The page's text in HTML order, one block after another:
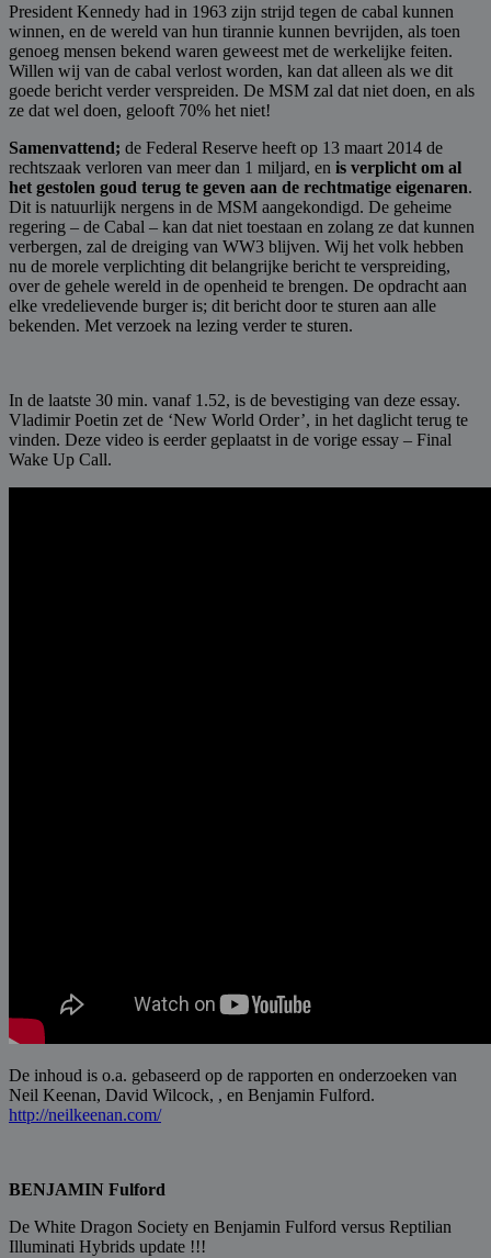
President Kennedy had in 1963 zijn strijd tegen de cabal kunnen
winnen, en de wereld van hun tirannie kunnen bevrijden, als toen
genoeg mensen bekend waren geweest met de werkelijke feiten.
Willen wij van de cabal verlost worden, kan dat alleen als we dit
goede bericht verder verspreiden. De MSM zal dat niet doen, en als
ze dat wel doen, gelooft 70% het niet!
Samenvattend; de Federal Reserve heeft op 13 maart 2014 de
rechtszaak verloren van meer dan 1 miljard, en is verplicht om al
het gestolen goud terug te geven aan de rechtmatige eigenaren.
Dit is natuurlijk nergens in de MSM aangekondigd. De geheime
regering – de Cabal – kan dat niet toestaan en zolang ze dat kunnen
verbergen, zal de dreiging van WW3 blijven. Wij het volk hebben
nu de morele verplichting dit belangrijke bericht te verspreiding,
over de gehele wereld in de openheid te brengen. De opdracht aan
elke vredelievende burger is; dit bericht door te sturen aan alle
bekenden. Met verzoek na lezing verder te sturen.
In de laatste 30 min. vanaf 1.52, is de bevestiging van deze essay.
Vladimir Poetin zet de ‘New World Order’, in het daglicht terug te
vinden. Deze video is eerder geplaatst in de vorige essay – Final
Wake Up Call.
De inhoud is o.a. gebaseerd op de rapporten en onderzoeken van
Neil Keenan, David Wilcock, , en Benjamin Fulford.
http://neilkeenan.com/
BENJAMIN Fulford
De White Dragon Society en Benjamin Fulford versus Reptilian
Illuminati Hybrids update !!!